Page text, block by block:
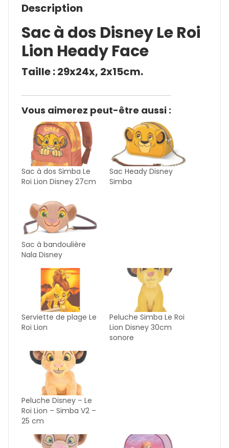
Description
Sac à dos Disney Le Roi
Lion Heady Face
Taille : 29x24x, 2x15cm.
Vous aimerez peut-être aussi :
Sac à dos Simba Le
Roi Lion Disney 27cm
Sac Heady Disney
Simba
Sac à bandoulière
Nala Disney
Serviette de plage Le
Roi Lion
Peluche Simba Le Roi
Lion Disney 30cm
sonore
Peluche Disney – Le
Roi Lion – Simba V2 –
25 cm